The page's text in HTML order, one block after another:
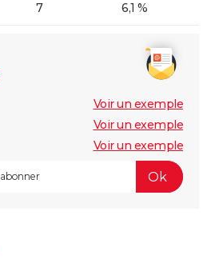
7 6,1 %
Voir un exemple
Voir un exemple
Voir un exemple